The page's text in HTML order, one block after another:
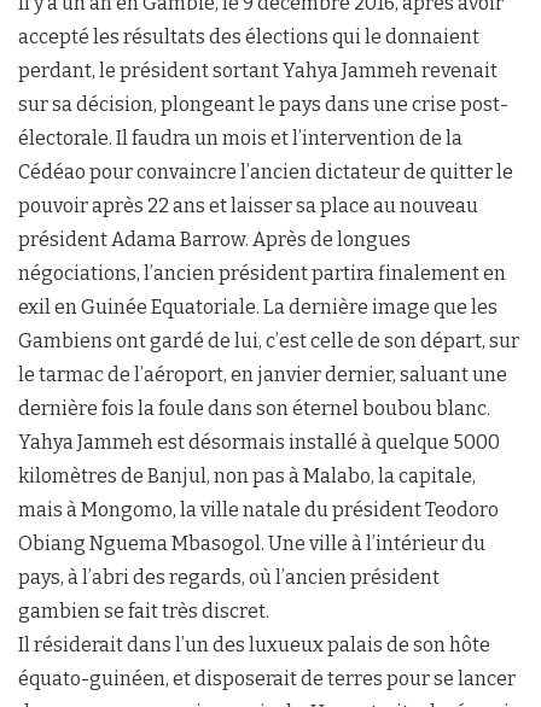
accepté les résultats des élections qui le donnaient
perdant, le président sortant Yahya Jammeh revenait
sur sa décision, plongeant le pays dans une crise post-
électorale. Il faudra un mois et l’intervention de la
Cédéao pour convaincre l’ancien dictateur de quitter le
pouvoir après 22 ans et laisser sa place au nouveau
président Adama Barrow. Après de longues
négociations, l’ancien président partira finalement en
exil en Guinée Equatoriale. La dernière image que les
Gambiens ont gardé de lui, c’est celle de son départ, sur
le tarmac de l’aéroport, en janvier dernier, saluant une
dernière fois la foule dans son éternel boubou blanc.
Yahya Jammeh est désormais installé à quelque 5000
kilomètres de Banjul, non pas à Malabo, la capitale,
mais à Mongomo, la ville natale du président Teodoro
Obiang Nguema Mbasogol. Une ville à l’intérieur du
pays, à l’abri des regards, où l’ancien président
gambien se fait très discret.
Il résiderait dans l’un des luxueux palais de son hôte
équato-guinéen, et disposerait de terres pour se lancer